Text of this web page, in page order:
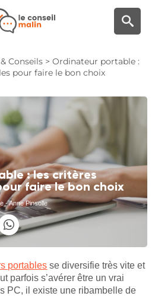
Conseils >Ordinateur portable :
pour faire le bon choix
: les critères
faire le bon choix
- Anne Pinsolle
portables se diversifie très vite et
parfois s’avérer être un vrai
PC, il existe une ribambelle de